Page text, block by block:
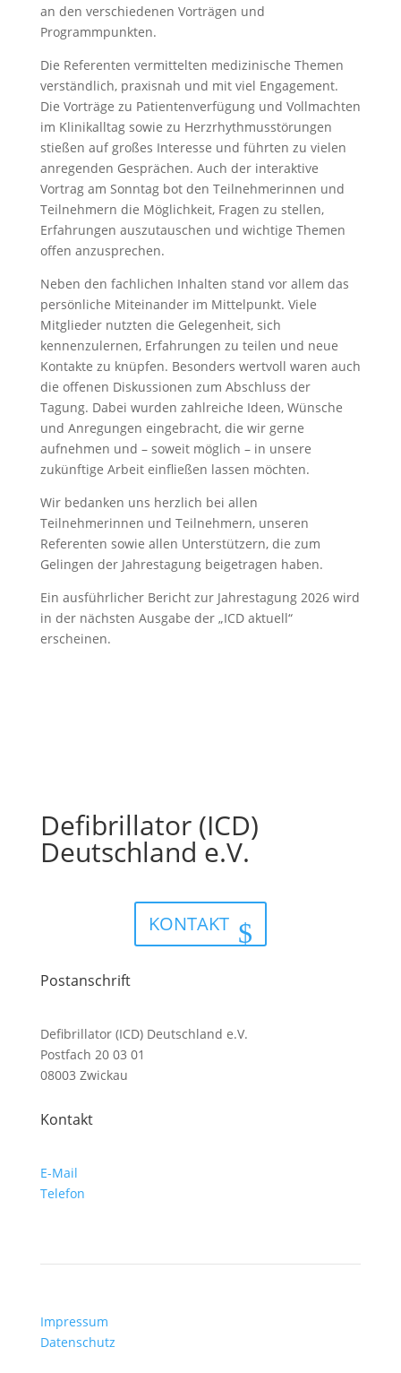
an den verschiedenen Vorträgen und
Programmpunkten.
Die Referenten vermittelten medizinische Themen
verständlich, praxisnah und mit viel Engagement.
Die Vorträge zu Patientenverfügung und Vollmachten
im Klinikalltag sowie zu Herzrhythmusstörungen
stießen auf großes Interesse und führten zu vielen
anregenden Gesprächen. Auch der interaktive
Vortrag am Sonntag bot den Teilnehmerinnen und
Teilnehmern die Möglichkeit, Fragen zu stellen,
Erfahrungen auszutauschen und wichtige Themen
offen anzusprechen.
Neben den fachlichen Inhalten stand vor allem das
persönliche Miteinander im Mittelpunkt. Viele
Mitglieder nutzten die Gelegenheit, sich
kennenzulernen, Erfahrungen zu teilen und neue
Kontakte zu knüpfen. Besonders wertvoll waren auch
die offenen Diskussionen zum Abschluss der
Tagung. Dabei wurden zahlreiche Ideen, Wünsche
und Anregungen eingebracht, die wir gerne
aufnehmen und – soweit möglich – in unsere
zukünftige Arbeit einfließen lassen möchten.
Wir bedanken uns herzlich bei allen
Teilnehmerinnen und Teilnehmern, unseren
Referenten sowie allen Unterstützern, die zum
Gelingen der Jahrestagung beigetragen haben.
Ein ausführlicher Bericht zur Jahrestagung 2026 wird
in der nächsten Ausgabe der „ICD aktuell“
erscheinen.
Defibrillator (ICD)
Deutschland e.V.
KONTAKT
Postanschrift
Defibrillator (ICD) Deutschland e.V.
Postfach 20 03 01
08003 Zwickau
Kontakt
E-Mail
Telefon
Impressum
Datenschutz